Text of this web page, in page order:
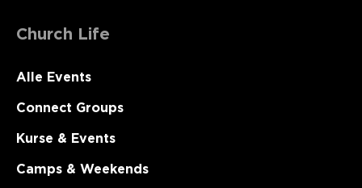
Church Life
Alle Events
Connect Groups
Kurse & Events
Camps & Weekends